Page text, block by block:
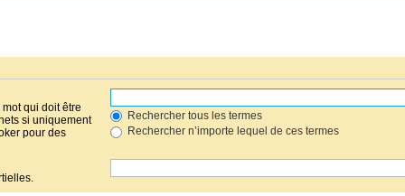
qui doit être
si uniquement
pour des
Rechercher tous les termes
Rechercher n’importe lequel de ces termes